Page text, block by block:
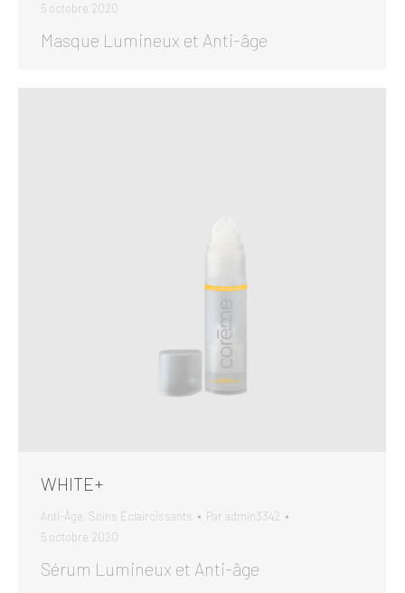
5 octobre 2020
Masque Lumineux et Anti-âge
WHITE+
Anti-Âge, Soins Éclaircissants Par admin3342
5 octobre 2020
Sérum Lumineux et Anti-âge